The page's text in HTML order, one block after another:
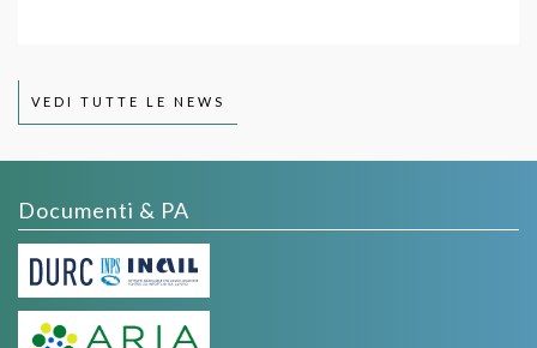
VEDI TUTTE LE NEWS
Documenti & PA